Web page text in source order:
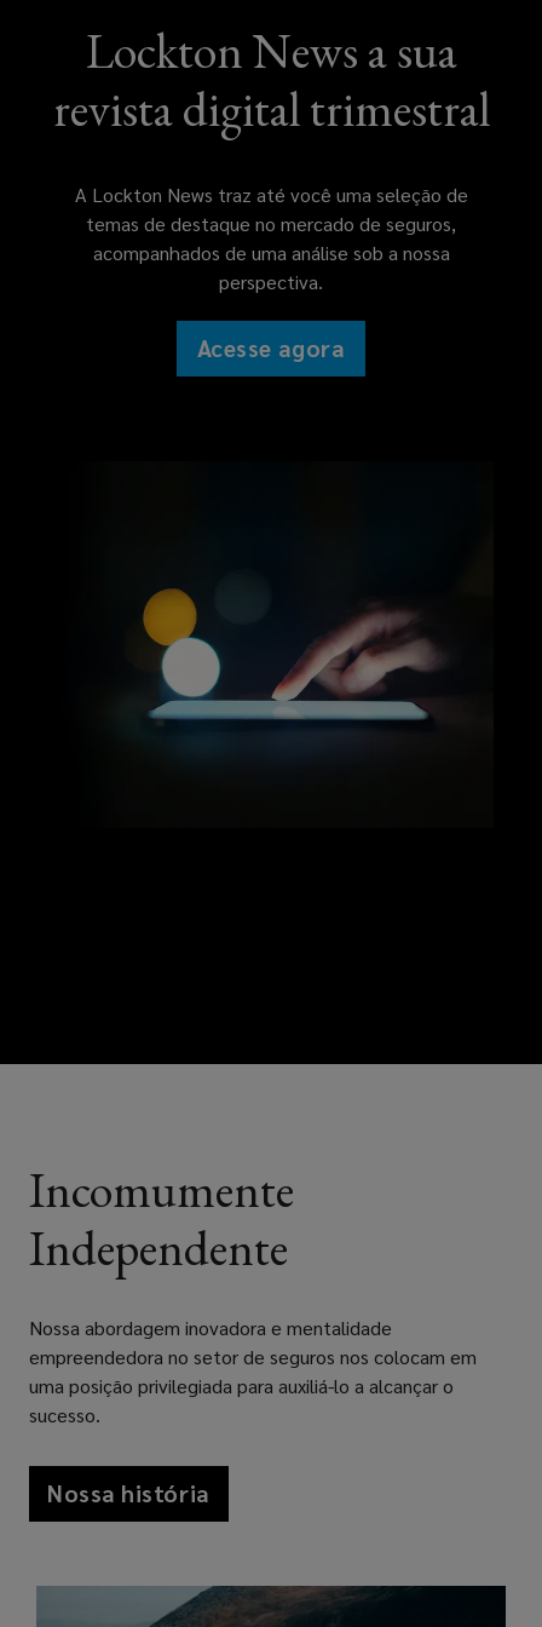
Lockton News a sua
revista digital trimestral
A Lockton News traz até você uma seleção de
temas de destaque no mercado de seguros,
acompanhados de uma análise sob a nossa
perspectiva.
Acesse agora
Incomumente
Independente
Nossa abordagem inovadora e mentalidade
empreendedora no setor de seguros nos colocam em
uma posição privilegiada para auxiliá-lo a alcançar o
sucesso.
Nossa história